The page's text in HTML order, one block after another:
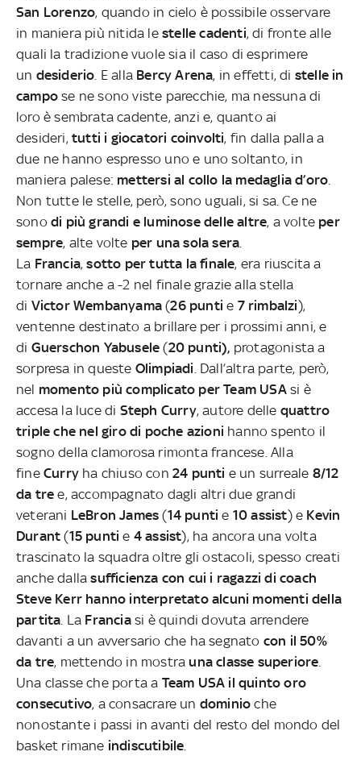
San Lorenzo, quando in cielo è possibile osservare
in maniera più nitida le stelle cadenti, di fronte alle
quali la tradizione vuole sia il caso di esprimere
un desiderio . E alla Bercy Arena, in effetti, di stelle in
campo se ne sono viste parecchie, ma nessuna di
loro è sembrata cadente, anzi e, quanto ai
desideri, tutti i giocatori coinvolti, fin dalla palla a
due ne hanno espresso uno e uno soltanto, in
maniera palese: mettersi al collo la medaglia d’oro
Non tutte le stelle, però, sono uguali, si sa. Ce ne
sono di più grandi e luminose delle altre, a volte per
sempre, alte volte per una sola sera
La Francia,sotto per tutta la finale, era riuscita a
tornare anche a -2 nel finale grazie alla stella
di Victor Wembanyama (26 punti e 7 rimbalzi),
ventenne destinato a brillare per i prossimi anni, e
di Guerschon Yabusele (20 punti), protagonista a
sorpresa in queste Olimpiadi . Dall’altra parte, però,
nel momento più complicato per Team USAsi è
accesa la luce di Steph Curry, autore delle quattro
triple che nel giro di poche azioni hanno spento il
sogno della clamorosa rimonta francese. Alla
fine Curry ha chiuso con 24 punti e un surreale 8/12
da tre e, accompagnato dagli altri due grandi
veterani LeBron James(14 punti e 10 assist) e Kevin
Durant (15 punti e 4 assist), ha ancora una volta
trascinato la squadra oltre gli ostacoli, spesso creati
anche dallasufficienza con cui i ragazzi di coach
Steve Kerr hanno interpretato alcuni momenti della
partita . La Franciasi è quindi dovuta arrendere
davanti a un avversario che ha segnato con il 50%
da tre, mettendo in mostrauna classe superiore
Una classe che porta a Team USA il quinto oro
consecutivo, a consacrare un dominio che
nonostante i passi in avanti del resto del mondo del
basket rimane indiscutibile